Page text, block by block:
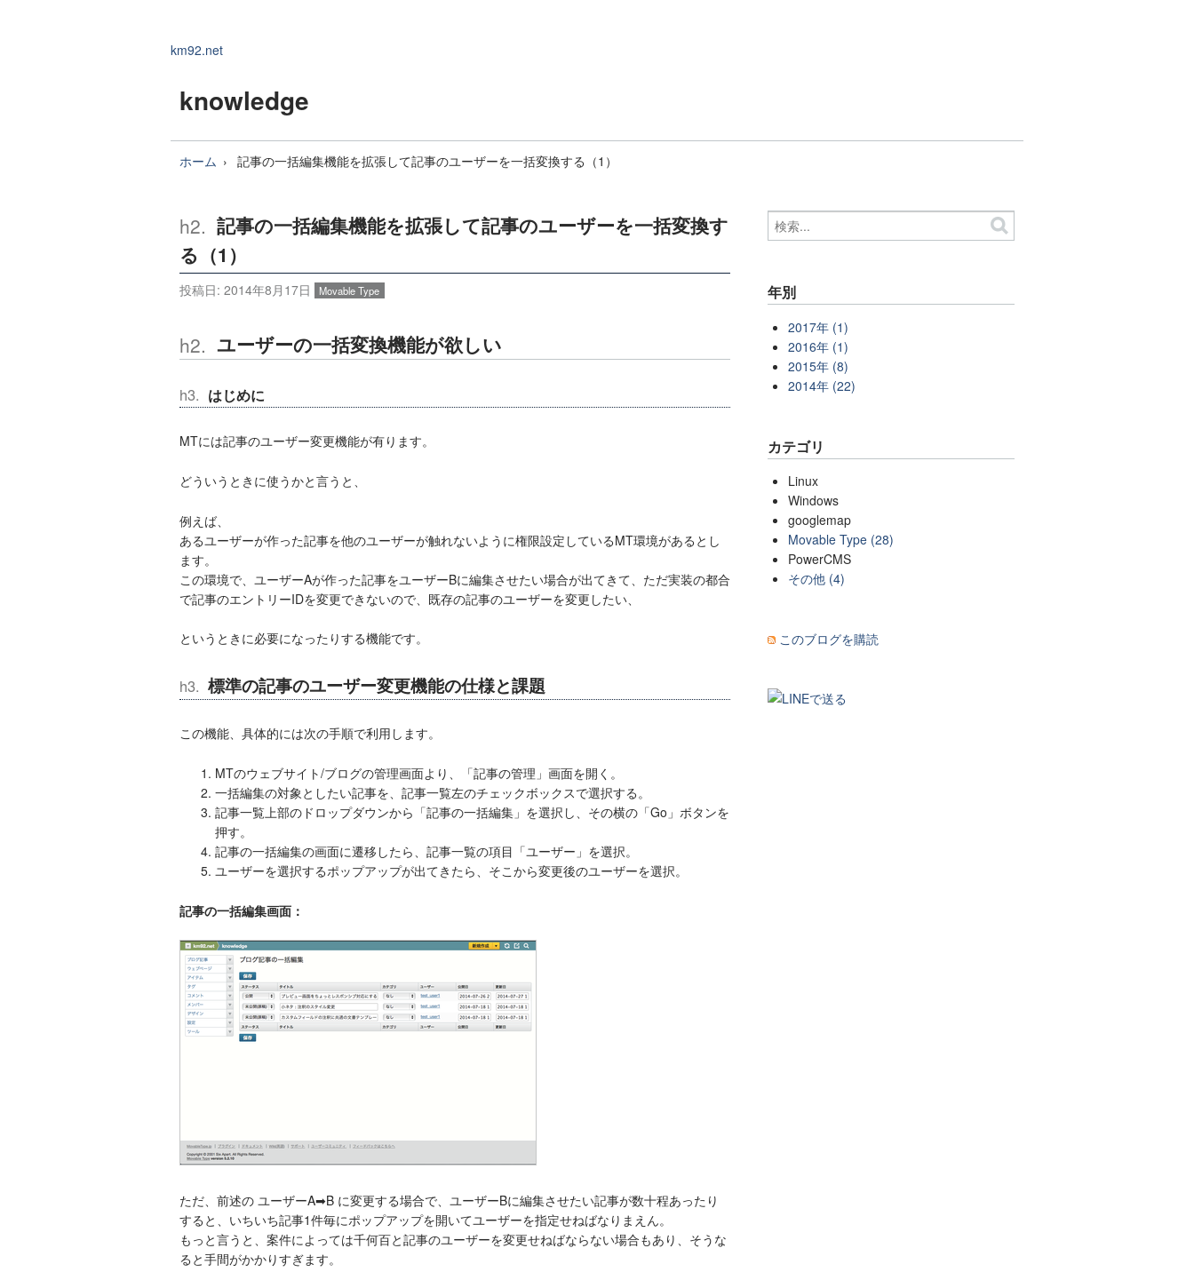
km92.net
knowledge
ホーム 記事の一括編集機能を拡張して記事のユーザーを一括変換する（1）
記事の一括編集機能を拡張して記事のユーザーを一括変換す
る（1）
投稿日: 2014年8月17日 Movable Type
ユーザーの一括変換機能が欲しい
はじめに
MTには記事のユーザー変更機能が有ります。
どういうときに使うかと言うと、
例えば、
あるユーザーが作った記事を他のユーザーが触れないように権限設定しているMT環境があるとし
ます。
この環境で、ユーザーAが作った記事をユーザーBに編集させたい場合が出てきて、ただ実装の都合
で記事のエントリーIDを変更できないので、既存の記事のユーザーを変更したい、
というときに必要になったりする機能です。
標準の記事のユーザー変更機能の仕様と課題
この機能、具体的には次の手順で利用します。
MTのウェブサイト/ブログの管理画面より、「記事の管理」画面を開く。
一括編集の対象としたい記事を、記事一覧左のチェックボックスで選択する。
記事一覧上部のドロップダウンから「記事の一括編集」を選択し、その横の「Go」ボタンを
押す。
記事の一括編集の画面に遷移したら、記事一覧の項目「ユーザー」を選択。
ユーザーを選択するポップアップが出てきたら、そこから変更後のユーザーを選択。
記事の一括編集画面：
ただ、 前述の ユーザーA➡B に変更する場合で、ユーザーBに編集させたい記事が数十程あったり
すると、いちいち記事1件毎にポップアップを開いてユーザーを指定せねばなりまえん。
もっと言うと、案件によっては千何百と記事のユーザーを変更せねばならない場合もあり、そうな
ると手間がかかりすぎます。
年別
2017年 (1)
2016年 (1)
2015年 (8)
2014年 (22)
カテゴリ
Linux
Windows
googlemap
Movable Type (28)
PowerCMS
その他 (4)
このブログを購読